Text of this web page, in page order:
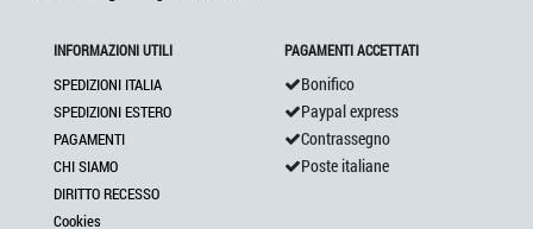
INFORMAZIONI UTILI
SPEDIZIONI ITALIA
SPEDIZIONI ESTERO
PAGAMENTI
CHI SIAMO
DIRITTO RECESSO
Cookies
PAGAMENTI ACCETTATI
Bonifico
Paypal express
Contrassegno
Poste italiane